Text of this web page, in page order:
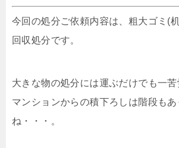
今回の処分ご依頼内容は、粗大ゴミ(
回収処分です。
大きな物の処分には運ぶだけでも一苦
マンションからの積下ろしは階段もあ
ね・・・。